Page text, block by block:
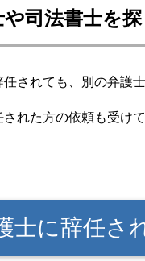
や司法書士を
されても、別の弁護
れた方の依頼も受け
士に辞任さ